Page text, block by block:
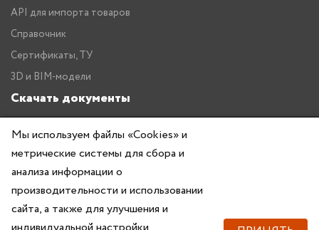
API для импорта товаров
Справочник
Сертификаты, ТУ
3D и BIM-модели
Скачать документы
Прайс
Каталог ГОФРОМАТИК
Мы используем файлы «Cookies» и
метрические системы для сбора и
анализа информации о
производительности и использовании
сайта, а также для улучшения и